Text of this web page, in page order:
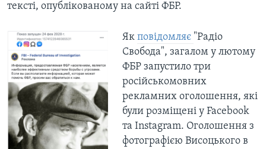
тексті, опублікованому на сайті ФБР.
Як повідомляє "Радіо
Свобода", загалом у лютому
ФБР запустило три
російськомовних
рекламних оголошення, які
були розміщені у Facebook
та Instagram. Оголошення з
фотографією Висоцького в